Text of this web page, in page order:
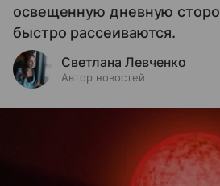
освещенную дневную
быстро рассеиваются.
Светлана Левченко
Автор новостей